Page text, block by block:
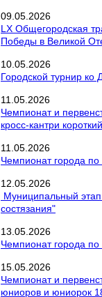
09.05.2026
LX Общегородская
Победы в Великой
10.05.2026
Городской турнир
11.05.2026
Чемпионат и
кросс-кантри
11.05.2026
Чемпионат города по
12.05.2026
Муниципальный этап
состязания"
13.05.2026
Чемпионат города по
15.05.2026
Чемпионат и
юниоров и юниорок